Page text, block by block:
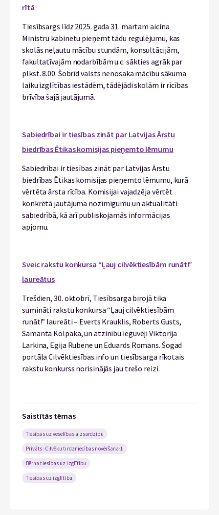
rītā
Tiesībsargs līdz 2025. gada 31. martam aicina
Ministru kabinetu pieņemt tādu regulējumu, kas
skolās neļautu mācību stundām, konsultācijām,
fakultatīvajām nodarbībām u.c. sākties agrāk par
plkst. 8.00. Šobrīd valsts nenosaka mācību sākuma
laiku izglītības iestādēm, tādējādi skolām ir rīcības
brīvība šajā jautājumā.
Sabiedrībai ir tiesības zināt par Latvijas Ārstu
biedrības Ētikas komisijas pieņemto lēmumu
Sabiedrībai ir tiesības zināt par Latvijas Ārstu
biedrības Ētikas komisijas pieņemto lēmumu, kurā
vērtēta ārsta rīcība. Komisijai vajadzēja vērtēt
konkrētā jautājuma nozīmīgumu un aktualitāti
sabiedrībā, kā arī publiskojamās informācijas
apjomu.
Sveic rakstu konkursa “Ļauj cilvēktiesībām runāt!”
laureātus
Trešdien, 30. oktobrī, Tiesībsarga birojā tika
sumināti rakstu konkursa “Ļauj cilvēktiesībām
runāt!” laureāti – Everts Krauklis, Roberts Gusts,
Samanta Kolpaka, un atzinību ieguvēji Viktorija
Larkina, Egija Rubene un Eduards Romans. Šogad
portāla Cilvēktiesības.info un tiesībsarga rīkotais
rakstu konkurss norisinājās jau trešo reizi.
Saistītās tēmas
Tiesības uz veselības aizsardzību
Privāts: Cilvēku tirdzniecības novēršana-1
Bērna tiesības uz izglītību
Tiesības uz izglītību